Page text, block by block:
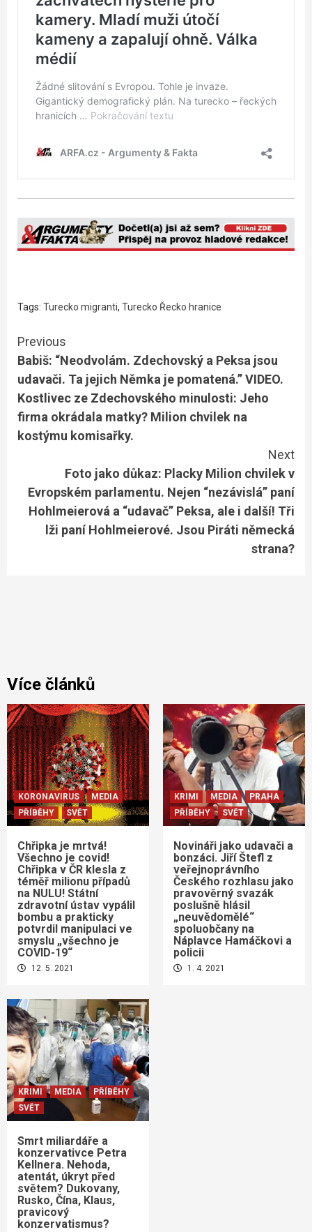
Tags: Turecko migranti, Turecko Řecko hranice
Continue
Reading
Previous
Babiš: “Neodvolám. Zdechovský a Peksa jsou
udavači. Ta jejich Němka je pomatená.” VIDEO.
Kostlivec ze Zdechovského minulosti: Jeho
firma okrádala matky? Milion chvilek na
kostýmu komisařky.
Next
Foto jako důkaz: Placky Milion chvilek v
Evropském parlamentu. Nejen “nezávislá” paní
Hohlmeierová a “udavač” Peksa, ale i další! Tři
lži paní Hohlmeierové. Jsou Piráti německá
strana?
Více článků
KORONAVIRUS
MEDIA
PŘÍBĚHY
SVĚT
Chřipka je mrtvá!
Všechno je covid!
Chřipka v ČR klesla z
téměř milionu případů
na NULU! Státní
zdravotní ústav vypálil
bombu a prakticky
potvrdil manipulaci ve
smyslu „všechno je
COVID-19“
12. 5. 2021
KRIMI MEDIA
PRAHA
PŘÍBĚHY
SVĚT
Novináři jako udavači a
bonzáci. Jiří Štefl z
veřejnoprávního
Českého rozhlasu jako
pravověrný svazák
poslušně hlásil
„neuvědomělé“
spoluobčany na
Náplavce Hamáčkovi a
policii
1. 4. 2021
KRIMI MEDIA
PŘÍBĚHY
SVĚT
Smrt miliardáře a
konzervativce Petra
Kellnera. Nehoda,
atentát, úkryt před
světem? Dukovany,
Rusko, Čína, Klaus,
pravicový
konzervatismus?